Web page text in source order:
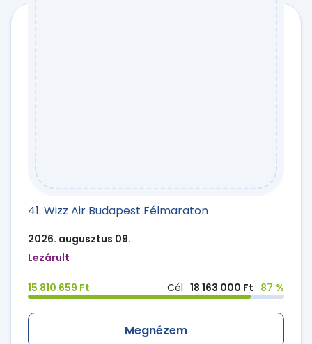
41. Wizz Air Budapest Félmaraton
2026. augusztus 09.
Lezárult
15 810 659 Ft Cél 18 163 000 Ft 87 %
Megnézem